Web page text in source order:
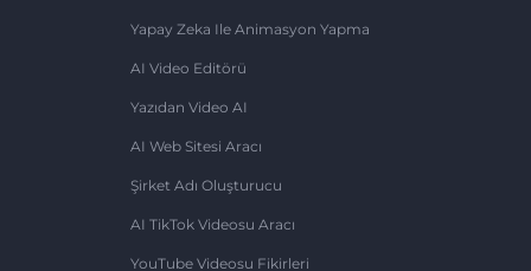
Yapay Zeka Ile Animasyon Yapma
AI Video Editörü
Yazıdan Video AI
AI Web Sitesi Aracı
Şirket Adı Oluşturucu
AI TikTok Videosu Aracı
YouTube Videosu Fikirleri